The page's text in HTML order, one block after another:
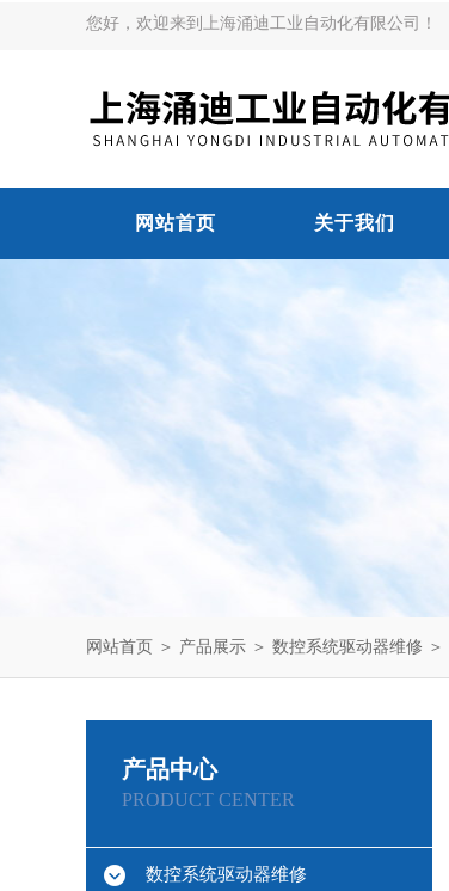
您好，欢迎来到上海涌迪工业自动化有限公司！
网站首页 关于我们
网站首页 ＞ 产品展示 ＞ 数控系统驱动器维修 ＞
产品中心
PRODUCT CENTER
数控系统驱动器维修